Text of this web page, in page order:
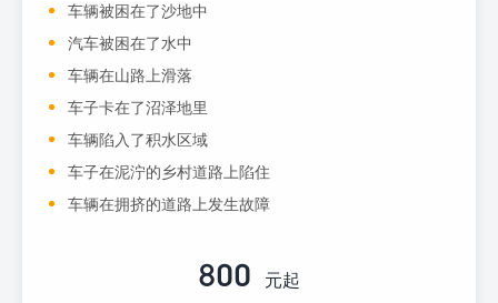
车辆被困在了沙地中
汽车被困在了水中
车辆在山路上滑落
车子卡在了沼泽地里
车辆陷入了积水区域
车子在泥泞的乡村道路上陷住
车辆在拥挤的道路上发生故障
800 元起